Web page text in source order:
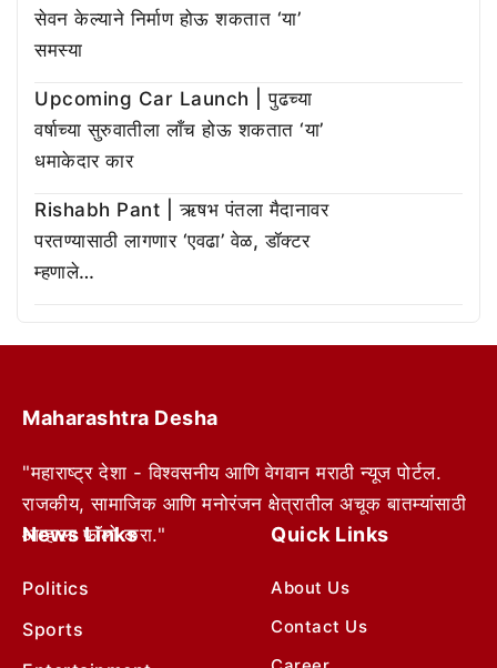
सेवन केल्याने निर्माण होऊ शकतात ‘या’
समस्या
Upcoming Car Launch | पुढच्या
वर्षाच्या सुरुवातीला लाँच होऊ शकतात ‘या’
धमाकेदार कार
Rishabh Pant | ऋषभ पंतला मैदानावर
परतण्यासाठी लागणार ‘एवढा’ वेळ, डॉक्टर
म्हणाले…
Maharashtra Desha
"महाराष्ट्र देशा - विश्वसनीय आणि वेगवान मराठी न्यूज पोर्टल.
राजकीय, सामाजिक आणि मनोरंजन क्षेत्रातील अचूक बातम्यांसाठी
आम्हाला फॉलो करा."
News Links
Politics
Sports
Quick Links
About Us
Contact Us